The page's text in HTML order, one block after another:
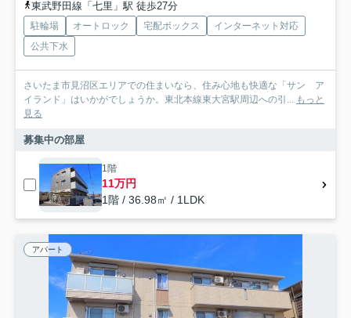
東武野田線「七里」駅 徒歩27分
駐輪場 オートロック 宅配ボックス
インターネット対応
公共下水
さいたま市見沼区エリアでの住まいなら、住み心地も快適な「サン ア
イランド」はいかがでしょうか。東北本線東大宮駅周辺への引... もっと
見る
募集中の部屋
1階
11万円
1階 / 36.98㎡ / 1LDK
アパート